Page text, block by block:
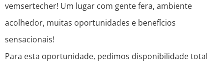
vemsertecher! Um lugar com gente fera, ambiente
acolhedor, muitas oportunidades e benefícios
sensacionais!
Para esta oportunidade, pedimos disponibilidade total